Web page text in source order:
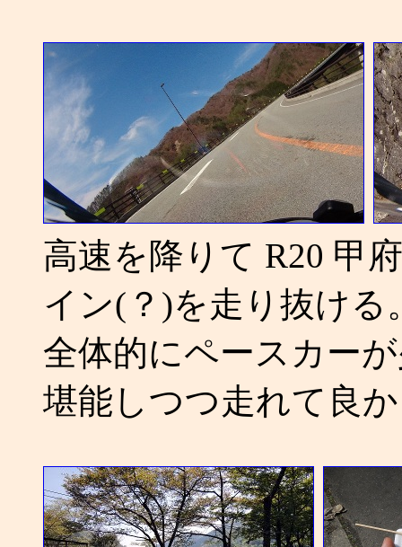
高速を降りて R20 甲
イン(？)を走り抜ける
全体的にペースカー
堪能しつつ走れて良